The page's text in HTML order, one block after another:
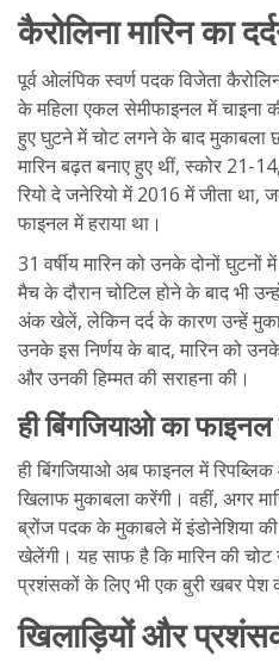
कैरोलिना मारिन का
पूर्व ओलंपिक स्वर्ण पदक विजेता
के महिला एकल सेमीफाइनल में चाइना
हुए घुटने में चोट लगने के बाद मुकाबला
मारिन बढ़त बनाए हुए थीं, स्कोर 21-
रियो दे जनेरियो में 2016 में जीता था,
फाइनल में हराया था।
31 वर्षीय मारिन को उनके दोनों
मैच के दौरान चोटिल होने के बाद भी
अंक खेलें, लेकिन दर्द के कारण उन्हें
उनके इस निर्णय के बाद, मारिन को
और उनकी हिम्मत की सराहना की।
ही बिंगजियाओ का
ही बिंगजियाओ अब फाइनल में
खिलाफ मुकाबला करेंगी। वहीं, अगर
ब्रोंज पदक के मुकाबले में इंडोनेशिया की
खेलेंगी। यह साफ है कि मारिन की
प्रशंसकों के लिए भी एक बुरी खबर पेश
खिलाड़ियों और